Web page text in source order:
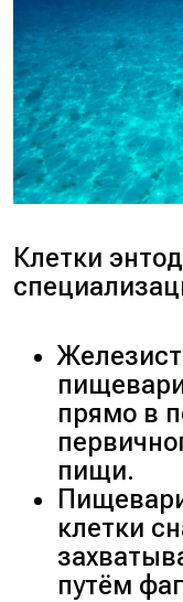
Клетки
прямо в
пищи.
клетки
путём